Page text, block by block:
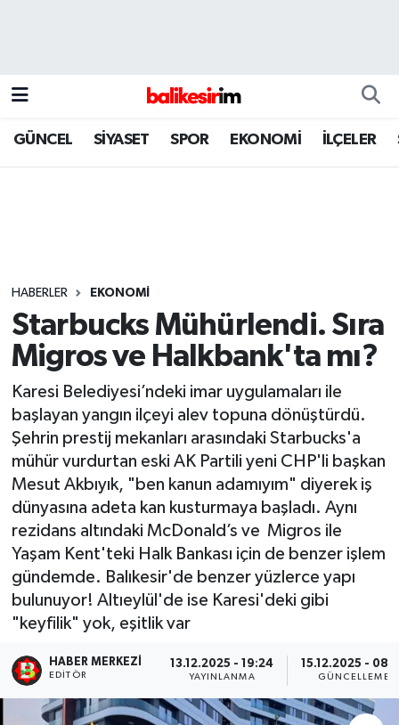
GÜNCEL SİYASET SPOR EKONOMİ İLÇELER
HABERLER EKONOMİ
Starbucks Mühürlendi. Sıra
Migros ve Halkbank'ta mı?
Karesi Belediyesi’ndeki imar uygulamaları ile
başlayan yangın ilçeyi alev topuna dönüştürdü.
Şehrin prestij mekanları arasındaki Starbucks'a
mühür vurdurtan eski AK Partili yeni CHP'li başkan
Mesut Akbıyık, "ben kanun adamıyım" diyerek iş
dünyasına adeta kan kusturmaya başladı. Aynı
rezidans altındaki McDonald’s ve Migros ile
Yaşam Kent'teki Halk Bankası için de benzer işlem
gündemde. Balıkesir'de benzer yüzlerce yapı
bulunuyor! Altıeylül'de ise Karesi'deki gibi
"keyfilik" yok, eşitlik var
HABER MERKEZI
EDITÖR
13.12.2025 - 19:24
YAYINLANMA
15.12.2025 -
GÜNCELLEME